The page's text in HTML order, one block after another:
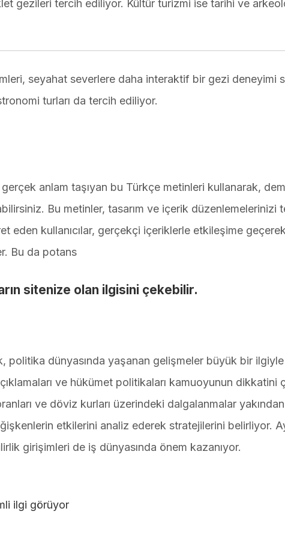
gezileri tercih ediliyor. Kültür turizmi ise tarihi ve
seyahat severlere daha interaktif bir gezi deneyimi
turları da tercih ediliyor.
anlam taşıyan bu Türkçe metinleri kullanarak,
Bu metinler, tasarım ve içerik düzenlemelerinizi
eden kullanıcılar, gerçekçi içeriklerle etkileşime geçerek
Bu da potans
sitenize olan ilgisini çekebilir.
politika dünyasında yaşanan gelişmeler büyük bir
ve hükümet politikaları kamuoyunun dikkatini
ve döviz kurları üzerindeki dalgalanmalar yakından
etkilerini analiz ederek stratejilerini belirliyor.
girişimleri de iş dünyasında önem kazanıyor.
ilgi görüyor